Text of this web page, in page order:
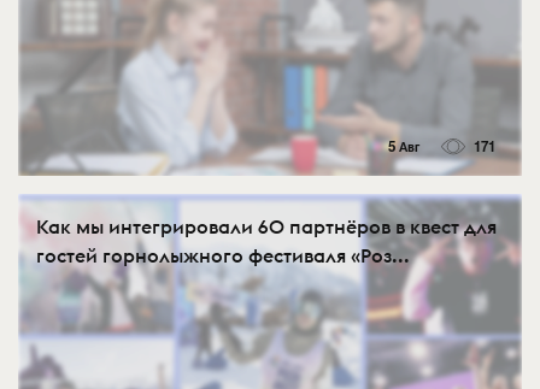
5 Авг 171
Как мы интегрировали 60 партнёров в квест для
гостей горнолыжного фестиваля «Роз...